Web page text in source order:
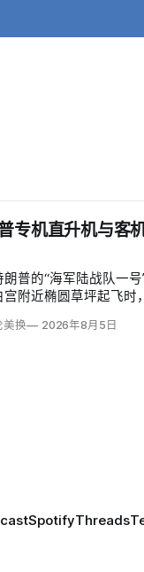
专机直升机与客
朗普的“海军陆战队一
宫附近椭圆草坪起飞时
Envoy Air客机航路。联
美换 2026年8月5日
SpotifyThreads